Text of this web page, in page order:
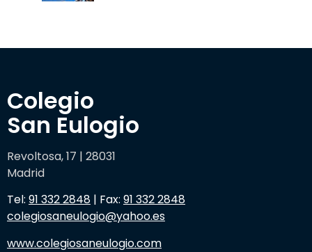
Colegio
San Eulogio
Revoltosa, 17 | 28031
Madrid
Tel: 91 332 2848 | Fax: 91 332 2848
colegiosaneulogio@yahoo.es
www.colegiosaneulogio.com